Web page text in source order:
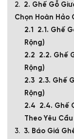
2. Ghế Gỗ
Chọn Hoàn Hảo
2.1. Ghế
Rộng)
2.2. Ghế
Rộng)
2.3. Ghế
Rộng)
2.4. Ghế
Theo Yêu Cầu
3. Báo Giá